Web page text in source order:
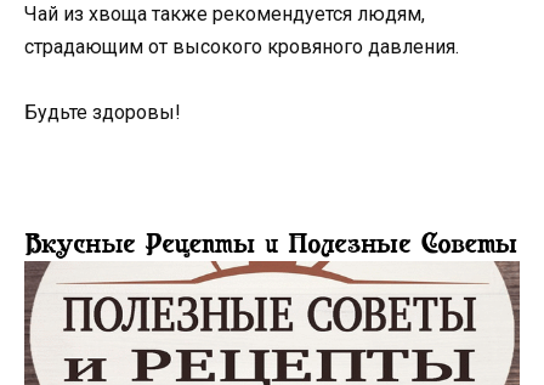
Чай из хвоща также рекомендуется людям,
страдающим от высокого кровяного давления.
Будьте здоровы!